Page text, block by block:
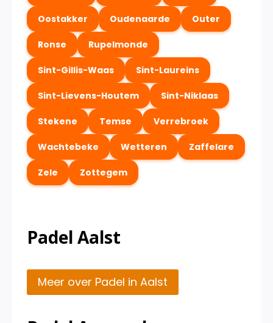
Oostakker Oudenaarde Outer
Ronse Rupelmonde
Sint-Gillis-Waas Sint-Laureins
Sint-Lievens-Houtem Sint-Niklaas
Stekene Temse Verrebroek
Wachtebeke Wetteren Zaffelare
Zele Zottegem
Padel Aalst
Meer over Padel in Aalst